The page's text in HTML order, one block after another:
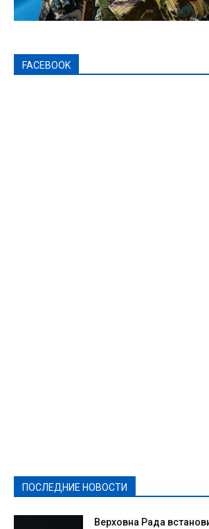
FACEBOOK
ПОСЛЕДНИЕ НОВОСТИ
Верховна Рада